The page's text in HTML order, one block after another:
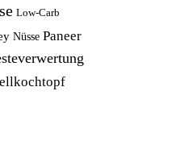
Low-Carb
Nüsse Paneer